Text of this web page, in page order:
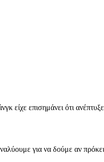
είχε επισημάνει ότι
για να δούμε αν